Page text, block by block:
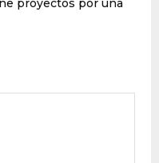
proyectos por una